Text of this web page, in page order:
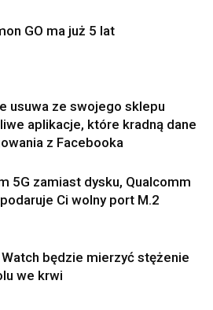
GO ma już 5 lat
usuwa ze swojego sklepu
aplikacje, które kradną dane
z Facebooka
5G zamiast dysku, Qualcomm
Ci wolny port M.2
będzie mierzyć stężenie
we krwi